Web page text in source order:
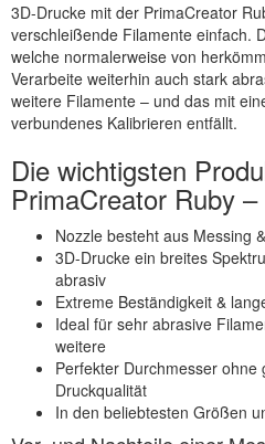
3D-Drucke mit der PrimaCreator
verschleißende Filamente einfach.
welche normalerweise von
Verarbeite weiterhin auch stark
weitere Filamente – und das mit
verbundenes Kalibrieren entfällt.
Die wichtigsten
PrimaCreator Ruby
Nozzle besteht aus Messing
3D-Drucke ein breites
abrasiv
Extreme Beständigkeit &
Ideal für sehr abrasive
weitere
Perfekter Durchmesser
Druckqualität
In den beliebtesten Größen